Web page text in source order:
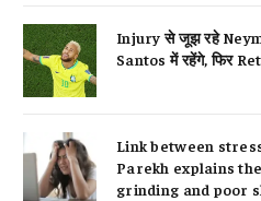
Injury से जूझ रहे
Santos में रहेंगे, फिर
Link between
Parekh explains
grinding and poor